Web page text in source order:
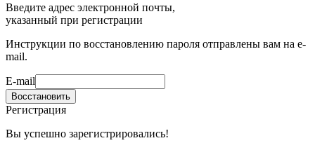
Введите адрес электронной почты,
указанный при регистрации
Инструкции по восстановлению пароля отправлены вам на e-
mail.
E-mail
Восстановить
Регистрация
Вы успешно зарегистрировались!